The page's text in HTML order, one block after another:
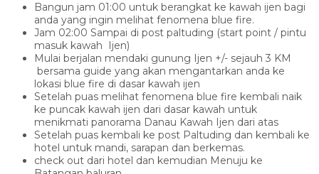
Bangun jam 01:00 untuk berangkat ke kawah ijen bagi
anda yang ingin melihat fenomena blue fire.
Jam 02:00 Sampai di post paltuding (start point / pintu
masuk kawah Ijen)
Mulai berjalan mendaki gunung Ijen +/- sejauh 3 KM
bersama guide yang akan mengantarkan anda ke
lokasi blue fire di dasar kawah ijen
Setelah puas melihat fenomena blue fire kembali naik
ke puncak kawah ijen dari dasar kawah untuk
menikmati panorama Danau Kawah Ijen dari atas
Setelah puas kembali ke post Paltuding dan kembali ke
hotel untuk mandi, sarapan dan berkemas.
check out dari hotel dan kemudian Menuju ke